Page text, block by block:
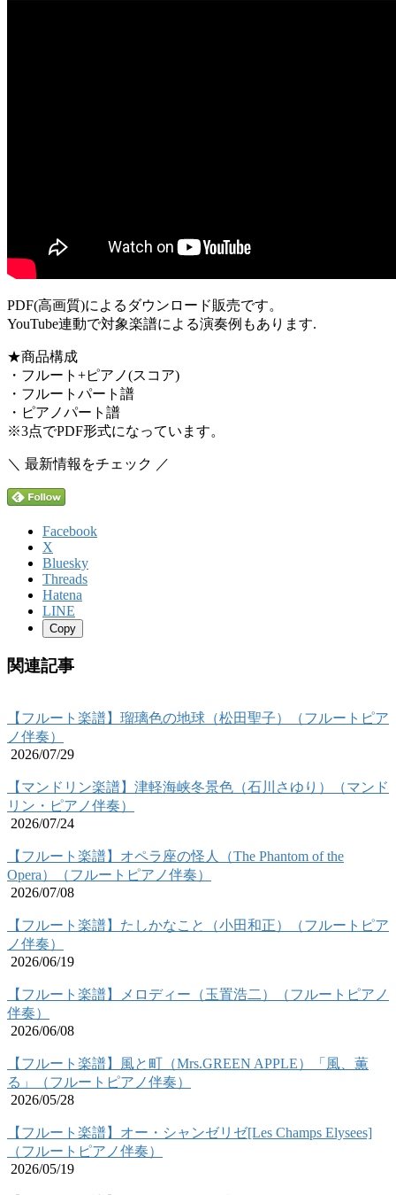
PDF(高画質)によるダウンロード販売です。
YouTube連動で対象楽譜による演奏例もあります.
★商品構成
・フルート+ピアノ(スコア)
・フルートパート譜
・ピアノパート譜
※3点でPDF形式になっています。
＼ 最新情報をチェック ／
Facebook
X
Bluesky
Threads
Hatena
LINE
Copy
関連記事
【フルート楽譜】瑠璃色の地球（松田聖子）（フルートピア
ノ伴奏）
2026/07/29
【マンドリン楽譜】津軽海峡冬景色（石川さゆり）（マンド
リン・ピアノ伴奏）
2026/07/24
【フルート楽譜】オペラ座の怪人（The Phantom of the
Opera）（フルートピアノ伴奏）
2026/07/08
【フルート楽譜】たしかなこと（小田和正）（フルートピア
ノ伴奏）
2026/06/19
【フルート楽譜】メロディー（玉置浩二）（フルートピアノ
伴奏）
2026/06/08
【フルート楽譜】風と町（Mrs.GREEN APPLE）「風、薫
る」（フルートピアノ伴奏）
2026/05/28
【フルート楽譜】オー・シャンゼリゼ[Les Champs Elysees]
（フルートピアノ伴奏）
2026/05/19